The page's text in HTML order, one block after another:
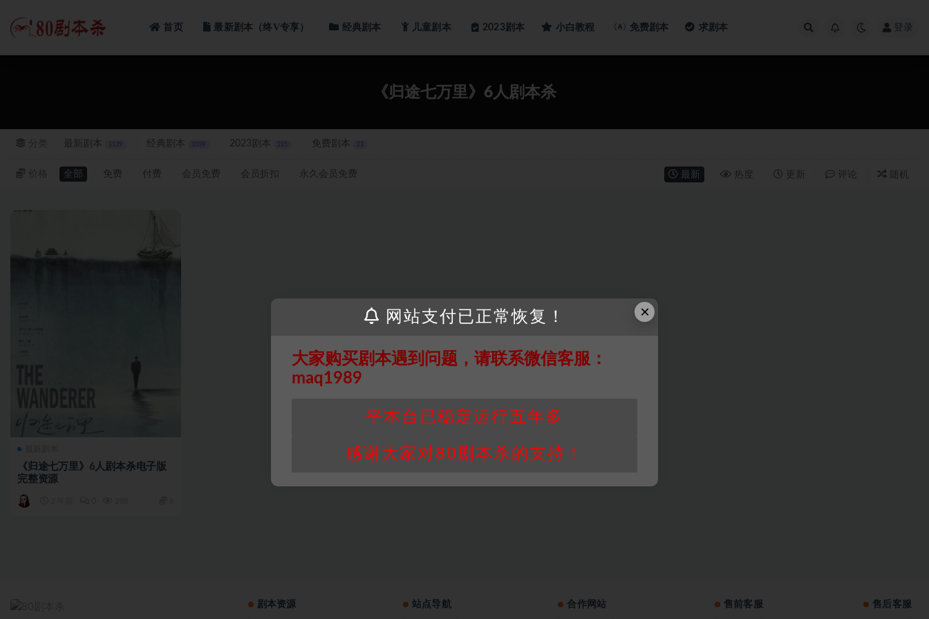
首页 最新剧本（终V专享） 经典剧本 儿童剧本 2023剧本 小白教程 免费剧本 求剧本 登录
《归途七万里》6人剧本杀
最新剧本 1139 经典剧本 1039 2023剧本 215 免费剧本 23
全部 免费 付费 会员免费 会员折扣 永久会员免费 最新 热度 更新 评论 随机
《归途七万里》6人剧本杀电子版
完整资源
剧本资源 站点导航 合作网站 售前客服 售后客服
×
网站支付已正常恢复！
大家购买剧本遇到问题，请联系微信客服：
maq1989
平本台已稳定运行五年多
感谢大家对80剧本杀的支持！